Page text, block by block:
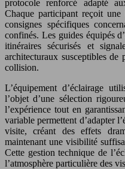
protocole renforcé adapté
Chaque participant reçoit
consignes spécifiques
confinés. Les guides équipés
itinéraires sécurisés et
architecturaux susceptibles de
collision.
L’équipement d’éclairage
l’objet d’une sélection
l’expérience tout en
variable permettent d’adapter
visite, créant des effets
maintenant une visibilité
Cette gestion technique de
l’atmosphère particulière des